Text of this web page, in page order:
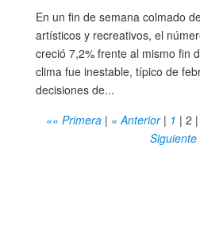
En un fin de semana colmado
artísticos y recreativos, el
creció 7,2% frente al mismo fin
clima fue inestable, típico de
decisiones de...
«« Primera | « Anterior| 1 | 2 |
Siguiente